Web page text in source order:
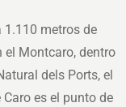
1.110 metros de
el Montcaro, dentro
dels Ports, el
Caro es el punto de